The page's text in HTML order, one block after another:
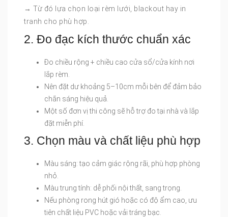
→ Từ đó lựa chọn loại rèm lưới, blackout hay in
tranh cho phù hợp.
2. Đo đạc kích thước chuẩn xác
Đo chiều rộng + chiều cao cửa sổ/cửa kính nơi
lắp rèm.
Nên đặt dư khoảng 5–10cm mỗi bên để đảm bảo
chắn sáng hiệu quả.
Một số đơn vị thi công sẽ hỗ trợ đo tại nhà và lắp
đặt miễn phí.
3. Chọn màu và chất liệu phù hợp
Màu sáng: tạo cảm giác rộng rãi, phù hợp phòng
nhỏ.
Màu trung tính: dễ phối nội thất, sang trọng.
Nếu phòng rong hút gió hoặc có độ ẩm cao, ưu
tiên chất liệu PVC hoặc vải tráng bạc.